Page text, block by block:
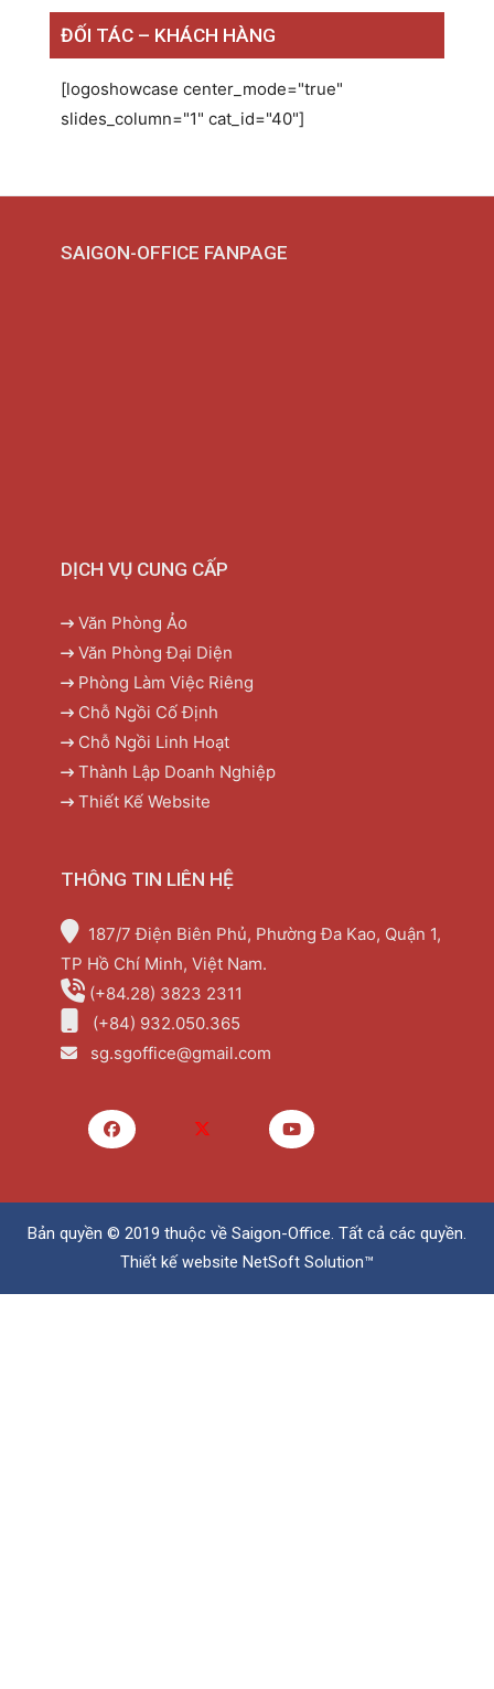
ĐỐI TÁC – KHÁCH HÀNG
[logoshowcase center_mode="true"
slides_column="1" cat_id="40"]
SAIGON-OFFICE FANPAGE
DỊCH VỤ CUNG CẤP
Văn Phòng Ảo
Văn Phòng Đại Diện
Phòng Làm Việc Riêng
Chỗ Ngồi Cố Định
Chỗ Ngồi Linh Hoạt
Thành Lập Doanh Nghiệp
Thiết Kế Website
THÔNG TIN LIÊN HỆ
187/7 Điện Biên Phủ, Phường Đa Kao, Quận 1,
TP Hồ Chí Minh, Việt Nam.
(+84.28) 3823 2311
(+84) 932.050.365
sg.sgoffice@gmail.com
Bản quyền © 2019 thuộc về Saigon-Office. Tất cả các quyền.
Thiết kế website NetSoft Solution™